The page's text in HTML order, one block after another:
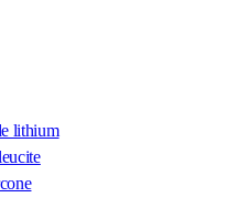
lithium